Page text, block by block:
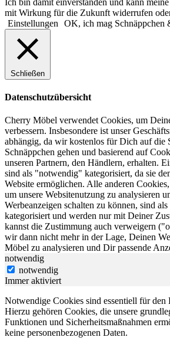
mit Wirkung für die Zukunft widerrufen
Einstellungen
OK, ich mag Schnäppchen
Schließen
Datenschutzübersicht
Cherry Möbel verwendet Cookies, um
verbessern. Insbesondere ist unser
abhängig, da wir kostenlos für Dich auf die
Schnäppchen gehen und basierend auf
unseren Partnern, den Händlern, erhalten.
sind als "notwendig" kategorisiert, da sie
Website ermöglichen. Alle anderen
um unsere Websitenutzung zu analysieren
Werbeanzeigen schalten zu können, sind
kategorisiert und werden nur mit Deiner
kannst die Zustimmung auch verweigern
wir dann nicht mehr in der Lage, Deinen
Möbel zu analysieren und Dir passende
notwendig
notwendig
Immer aktiviert
Notwendige Cookies sind essentiell für den
Hierzu gehören Cookies, die unsere
Funktionen und Sicherheitsmaßnahmen
keine personenbezogenen Daten.